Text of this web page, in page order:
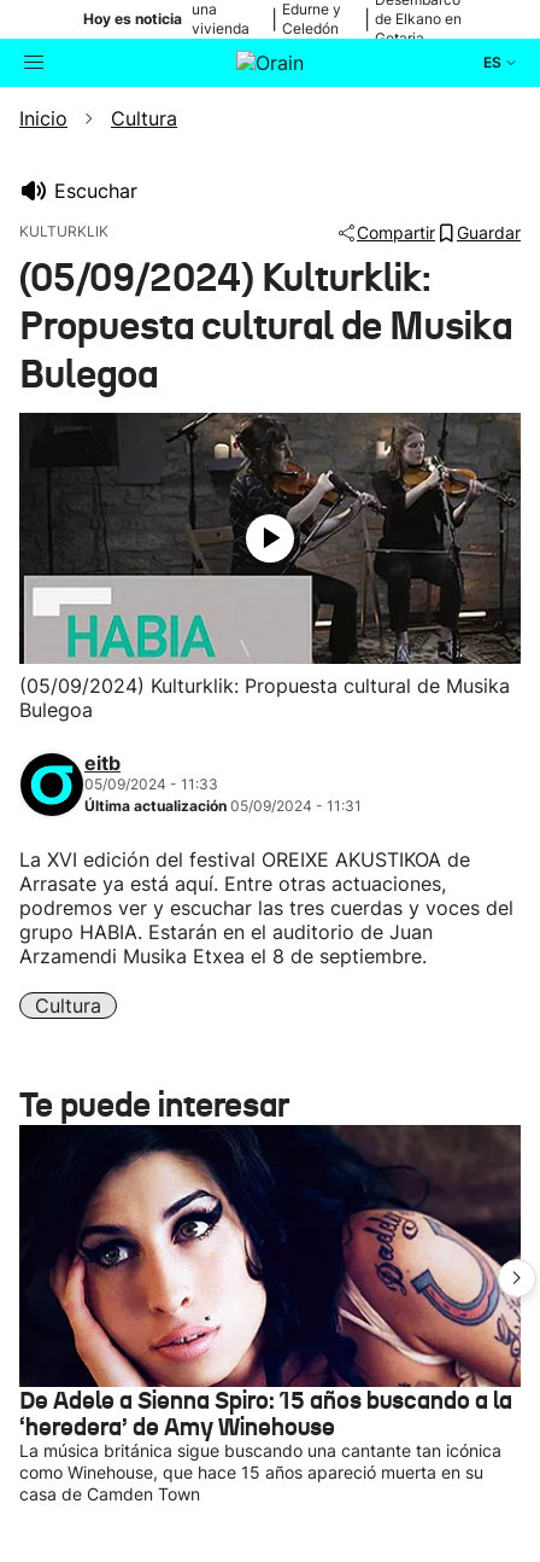
Hoy es noticia
una
vivienda
de Bilbao
Edurne y
Celedón
de Elkano en
Getaria
ES
Buscador
Ikusmiran
Inicio Cultura
Escuchar
KULTURKLIK Compartir Guardar
(05/09/2024) Kulturklik:
Propuesta cultural de Musika
Bulegoa
(05/09/2024) Kulturklik: Propuesta cultural de Musika
Bulegoa
eitb
05/09/2024 - 11:33
Última actualización 05/09/2024 - 11:31
La XVI edición del festival OREIXE AKUSTIKOA de
Arrasate ya está aquí. Entre otras actuaciones,
podremos ver y escuchar las tres cuerdas y voces del
grupo HABIA. Estarán en el auditorio de Juan
Arzamendi Musika Etxea el 8 de septiembre.
Cultura
Te puede interesar
De Adele a Sienna Spiro: 15 años buscando a la
‘heredera’ de Amy Winehouse
La música británica sigue buscando una cantante tan icónica
como Winehouse, que hace 15 años apareció muerta en su
casa de Camden Town